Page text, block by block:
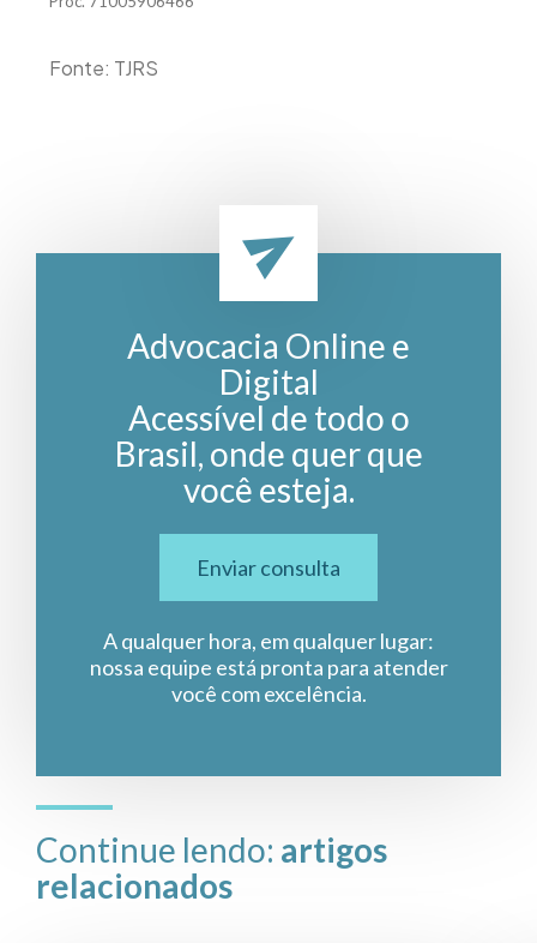
Fonte: TJRS
Advocacia Online e
Digital
Acessível de todo o
Brasil, onde quer que
você esteja.
Enviar consulta
A qualquer hora, em qualquer lugar:
nossa equipe está pronta para atender
você com excelência.
Continue lendo: artigos
relacionados